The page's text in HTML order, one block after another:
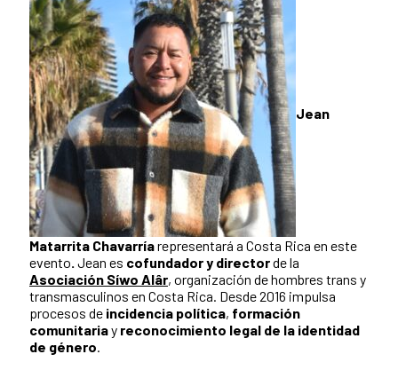
Jean
Matarrita Chavarríarepresentará a Costa Rica en este
evento. Jean es cofundador y directorde la
Asociación Síwo Alâr, organización de hombres trans y
transmasculinos en Costa Rica. Desde 2016 impulsa
procesos de incidencia política, formación
comunitariay reconocimiento legal de la identidad
de género.